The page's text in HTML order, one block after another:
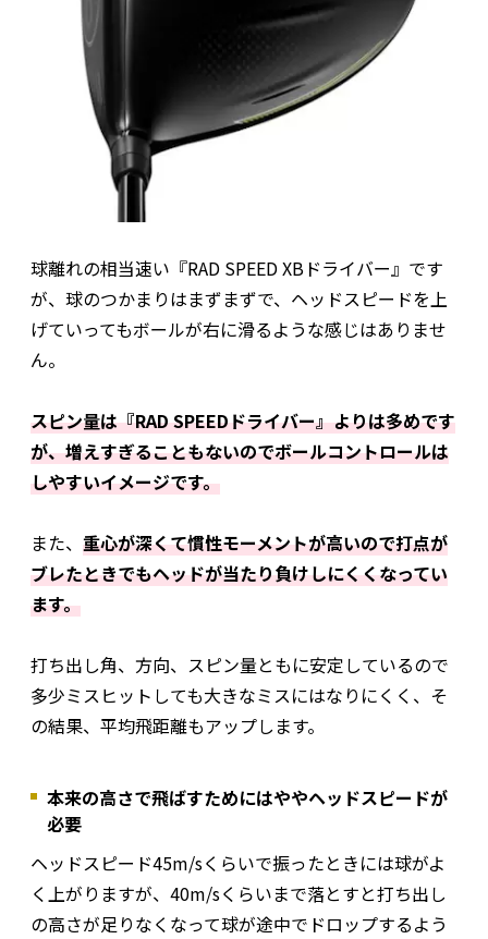
球離れの相当速い『RAD SPEED XBドライバー』です
が、球のつかまりはまずまずで、ヘッドスピードを上
げていってもボールが右に滑るような感じはありませ
ん。
スピン量は『RAD SPEEDドライバー』よりは多めです
が、増えすぎることもないのでボールコントロールは
しやすいイメージです。
また、 重心が深くて慣性モーメントが高いので打点が
ブレたときでもヘッドが当たり負けしにくくなってい
ます。
打ち出し角、方向、スピン量ともに安定しているので
多少ミスヒットしても大きなミスにはなりにくく、そ
の結果、平均飛距離もアップします。
本来の高さで飛ばすためにはややヘッドスピードが
必要
ヘッドスピード45m/sくらいで振ったときには球がよ
く上がりますが、40m/sくらいまで落とすと打ち出し
の高さが足りなくなって球が途中でドロップするよう